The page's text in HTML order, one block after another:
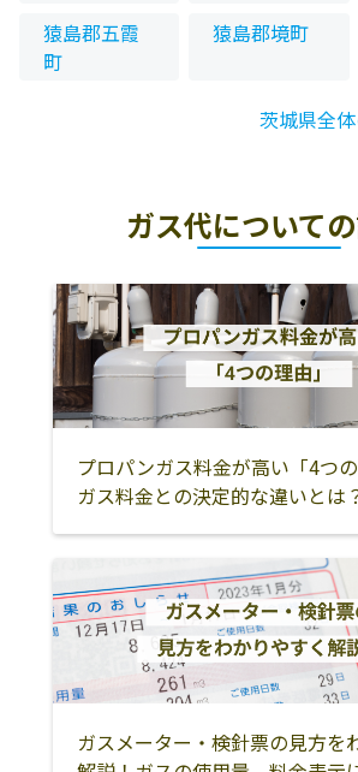
猿島郡五霞
町
猿島郡境町
茨城県全
ガス代について
プロパンガス料金が高い「4つ
ガス料金との決定的な違いとは
ガスメーター・検針票の見方を